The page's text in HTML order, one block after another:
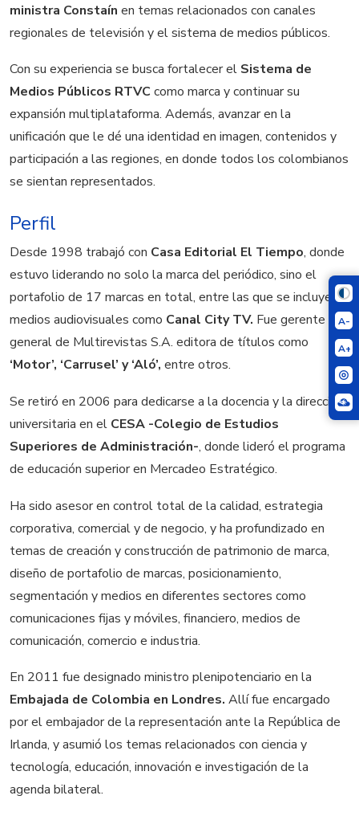
A-
A+
ministra Constaín en temas relacionados con canales
regionales de televisión y el sistema de medios públicos.
Con su experiencia se busca fortalecer el Sistema de
Medios Públicos RTVC como marca y continuar su
expansión multiplataforma. Además, avanzar en la
unificación que le dé una identidad en imagen, contenidos y
participación a las regiones, en donde todos los colombianos
se sientan representados.
Perfil
Desde 1998 trabajó con Casa Editorial El Tiempo, donde
estuvo liderando no solo la marca del periódico, sino el
portafolio de 17 marcas en total, entre las que se incluyen
medios audiovisuales como Canal City TV. Fue gerente
general de Multirevistas S.A. editora de títulos como
‘Motor’, ‘Carrusel’ y ‘Aló’, entre otros.
Se retiró en 2006 para dedicarse a la docencia y la dirección
universitaria en el CESA -Colegio de Estudios
Superiores de Administración-, donde lideró el programa
de educación superior en Mercadeo Estratégico.
Ha sido asesor en control total de la calidad, estrategia
corporativa, comercial y de negocio, y ha profundizado en
temas de creación y construcción de patrimonio de marca,
diseño de portafolio de marcas, posicionamiento,
segmentación y medios en diferentes sectores como
comunicaciones fijas y móviles, financiero, medios de
comunicación, comercio e industria.
En 2011 fue designado ministro plenipotenciario en la
Embajada de Colombia en Londres. Allí fue encargado
por el embajador de la representación ante la República de
Irlanda, y asumió los temas relacionados con ciencia y
tecnología, educación, innovación e investigación de la
agenda bilateral.